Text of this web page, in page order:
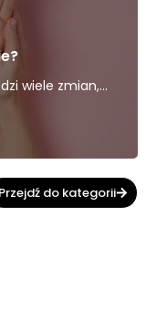
wiele zmian,...
Przejdź do kategorii